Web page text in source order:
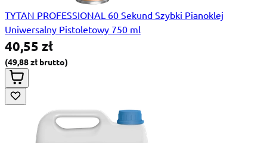
TYTAN PROFESSIONAL 60 Sekund Szybki Pianoklej
Uniwersalny Pistoletowy 750 ml
Special Price
49,88 zł
40,55 zł